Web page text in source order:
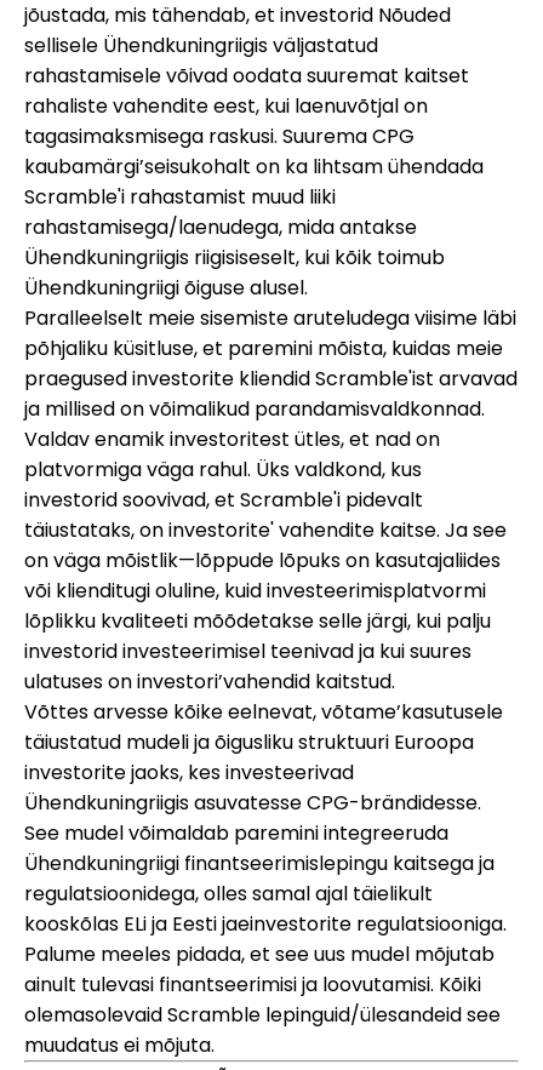
jõustada, mis tähendab, et investorid Nõuded
sellisele Ühendkuningriigis väljastatud
rahastamisele võivad oodata suuremat kaitset
rahaliste vahendite eest, kui laenuvõtjal on
tagasimaksmisega raskusi. Suurema CPG
kaubamärgi’seisukohalt on ka lihtsam ühendada
Scramble'i rahastamist muud liiki
rahastamisega/laenudega, mida antakse
Ühendkuningriigis riigisiseselt, kui kõik toimub
Ühendkuningriigi õiguse alusel.
Paralleelselt meie sisemiste aruteludega viisime läbi
põhjaliku küsitluse, et paremini mõista, kuidas meie
praegused investorite kliendid Scramble'ist arvavad
ja millised on võimalikud parandamisvaldkonnad.
Valdav enamik investoritest ütles, et nad on
platvormiga väga rahul. Üks valdkond, kus
investorid soovivad, et Scramble'i pidevalt
täiustataks, on investorite' vahendite kaitse. Ja see
on väga mõistlik—lõppude lõpuks on kasutajaliides
või klienditugi oluline, kuid investeerimisplatvormi
lõplikku kvaliteeti mõõdetakse selle järgi, kui palju
investorid investeerimisel teenivad ja kui suures
ulatuses on investori’vahendid kaitstud.
Võttes arvesse kõike eelnevat, võtame’kasutusele
täiustatud mudeli ja õigusliku struktuuri Euroopa
investorite jaoks, kes investeerivad
Ühendkuningriigis asuvatesse CPG-brändidesse.
See mudel võimaldab paremini integreeruda
Ühendkuningriigi finantseerimislepingu kaitsega ja
regulatsioonidega, olles samal ajal täielikult
kooskõlas ELi ja Eesti jaeinvestorite regulatsiooniga.
Palume meeles pidada, et see uus mudel mõjutab
ainult tulevasi finantseerimisi ja loovutamisi. Kõiki
olemasolevaid Scramble lepinguid/ülesandeid see
muudatus ei mõjuta.